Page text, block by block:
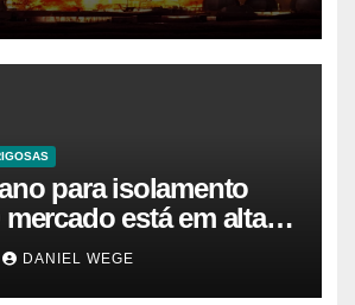
para isolamento
está em alta
entender o
DANIEL WEGE